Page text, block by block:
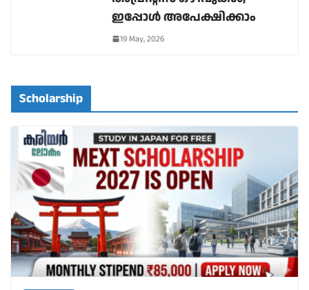
ഇപ്പോൾ അപേക്ഷിക്കാം
19 May, 2026
Scholarship